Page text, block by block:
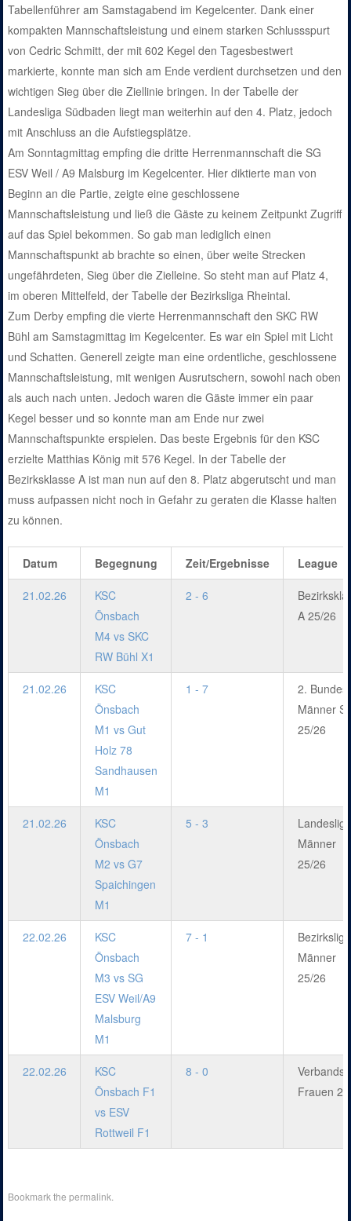
Tabellenführer am Samstagabend im Kegelcenter. Dank einer
kompakten Mannschaftsleistung und einem starken Schlussspurt
von Cedric Schmitt, der mit 602 Kegel den Tagesbestwert
markierte, konnte man sich am Ende verdient durchsetzen und den
wichtigen Sieg über die Ziellinie bringen. In der Tabelle der
Landesliga Südbaden liegt man weiterhin auf den 4. Platz, jedoch
mit Anschluss an die Aufstiegsplätze.
Am Sonntagmittag empfing die dritte Herrenmannschaft die SG
ESV Weil / A9 Malsburg im Kegelcenter. Hier diktierte man von
Beginn an die Partie, zeigte eine geschlossene
Mannschaftsleistung und ließ die Gäste zu keinem Zeitpunkt Zugriff
auf das Spiel bekommen. So gab man lediglich einen
Mannschaftspunkt ab brachte so einen, über weite Strecken
ungefährdeten, Sieg über die Zielleine. So steht man auf Platz 4,
im oberen Mittelfeld, der Tabelle der Bezirksliga Rheintal.
Zum Derby empfing die vierte Herrenmannschaft den SKC RW
Bühl am Samstagmittag im Kegelcenter. Es war ein Spiel mit Licht
und Schatten. Generell zeigte man eine ordentliche, geschlossene
Mannschaftsleistung, mit wenigen Ausrutschern, sowohl nach oben
als auch nach unten. Jedoch waren die Gäste immer ein paar
Kegel besser und so konnte man am Ende nur zwei
Mannschaftspunkte erspielen. Das beste Ergebnis für den KSC
erzielte Matthias König mit 576 Kegel. In der Tabelle der
Bezirksklasse A ist man nun auf den 8. Platz abgerutscht und man
muss aufpassen nicht noch in Gefahr zu geraten die Klasse halten
zu können.
Datum Begegnung Zeit/Ergebnisse League
21.02.26
KSC
Önsbach
M4 vs SKC
RW Bühl X1
2 - 6
A 25/26
21.02.26
KSC
Önsbach
M1 vs Gut
Holz 78
Sandhausen
M1
1 - 7
2.
Männer
25/26
21.02.26
KSC
Önsbach
M2 vs G7
Spaichingen
M1
5 - 3
Landesliga
Männer
25/26
22.02.26
KSC
Önsbach
M3 vs SG
ESV Weil/A9
Malsburg
M1
7 - 1
Bezirksliga
Männer
25/26
22.02.26
KSC
Önsbach F1
vs ESV
Rottweil F1
8 - 0
Frauen
Bookmark thepermalink